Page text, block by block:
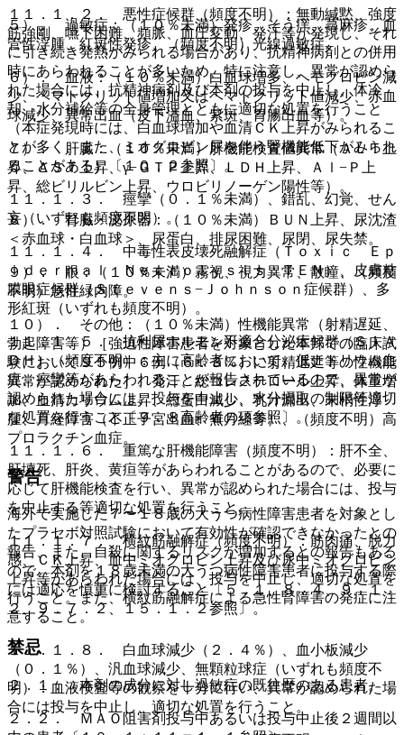
５）． 過敏症：（１０％未満）発疹、そう痒、蕁麻疹、血
管性浮腫、紅斑性発疹、（頻度不明）光線過敏症。
６）． 血液：（１０％未満）白血球増多、ヘモグロビン減
少、ヘマトクリット値増加又はヘマトクリット値減少、赤血
球減少、異常出血（皮下溢血、紫斑、胃腸出血等）。
７）． 肝臓：（１０％未満）肝機能検査値異常（ＡＬＴ上
昇、ＡＳＴ上昇、γ−ＧＴＰ上昇、ＬＤＨ上昇、Ａｌ−Ｐ上
昇、総ビリルビン上昇、ウロビリノーゲン陽性等）。
８）． 腎臓・泌尿器：（１０％未満）ＢＵＮ上昇、尿沈渣
＜赤血球・白血球＞、尿蛋白、排尿困難、尿閉、尿失禁。
９）． 眼：（１０％未満）霧視、視力異常、散瞳、（頻度
不明）急性緑内障。
１０）． その他：（１０％未満）性機能異常（射精遅延、
勃起障害等）［強迫性障害患者を対象とした本邦での臨床試
験において９５例中６例（６．３％）に射精遅延等の性機能
異常が認められた］、発汗、総コレステロール上昇、体重増
加、血清カリウム上昇、総蛋白減少、乳汁漏出、末梢性浮
腫、月経障害（不正子宮出血、無月経等）、（頻度不明）高
プロラクチン血症。
警告
海外で実施した７〜１８歳の大うつ病性障害患者を対象とし
たプラセボ対照試験において有効性が確認できなかったとの
報告、また、自殺に関するリスクが増加するとの報告もある
ので、本剤を１８歳未満の大うつ病性障害患者に投与する際
には適応を慎重に検討すること〔５．１、８．４、９．１．
２、９．７．２、１５．１．２参照〕。
禁忌
２．１． 本剤の成分に対し過敏症の既往歴のある患者。
２．２． ＭＡＯ阻害剤投与中あるいは投与中止後２週間以
１１．１．２． 悪性症候群（頻度不明）：無動緘黙、強度
筋強剛、嚥下困難、頻脈、血圧変動、発汗等が発現し、それ
に引き続き発熱がみられる場合があり、抗精神病剤との併用
時にあらわれることが多いため、特に注意し、異常が認めら
れた場合には、抗精神病剤及び本剤の投与を中止し、体冷
却、水分補給等の全身管理とともに適切な処置を行うこと
（本症発現時には、白血球増加や血清ＣＫ上昇がみられるこ
とが多く、また、ミオグロビン尿を伴う腎機能低下がみられ
ることがある）〔１０．２参照〕。
１１．１．３． 痙攣（０．１％未満）、錯乱、幻覚、せん
妄（いずれも頻度不明）。
１１．１．４． 中毒性表皮壊死融解症（Ｔｏｘｉｃ Ｅｐ
ｉｄｅｒｍａｌ Ｎｅｃｒｏｌｙｓｉｓ：ＴＥＮ）、皮膚粘
膜眼症候群（Ｓｔｅｖｅｎｓ−Ｊｏｈｎｓｏｎ症候群）、多
形紅斑（いずれも頻度不明）。
１１．１．５． 抗利尿ホルモン不適合分泌症候群（ＳＩＡ
ＤＨ）（頻度不明）：主に高齢者において、低ナトリウム血
症、痙攣等があらわれることが報告されているので、異常が
認められた場合には、投与を中止し、水分摂取の制限等適切
な処置を行うこと〔９．８高齢者の項参照〕。
１１．１．６． 重篤な肝機能障害（頻度不明）：肝不全、
肝壊死、肝炎、黄疸等があらわれることがあるので、必要に
応じて肝機能検査を行い、異常が認められた場合には、投与
を中止する等適切な処置を行うこと。
１１．１．７． 横紋筋融解症（頻度不明）：筋肉痛、脱力
感、ＣＫ上昇、血中ミオグロビン上昇及び尿中ミオグロビン
上昇等があらわれた場合には、投与を中止し、適切な処置を
行うこと。また、横紋筋融解症による急性腎障害の発症に注
意すること。
１１．１．８． 白血球減少（２．４％）、血小板減少
（０．１％）、汎血球減少、無顆粒球症（いずれも頻度不
明）：血液検査等の観察を十分に行い、異常が認められた場
合には投与を中止し、適切な処置を行うこと。